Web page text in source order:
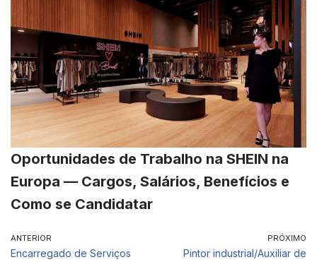
Oportunidades de Trabalho na SHEIN na
Europa — Cargos, Salários, Benefícios e
Como se Candidatar
ANTERIOR
Encarregado de Serviços
PRÓXIMO
Pintor industrial/Auxiliar de